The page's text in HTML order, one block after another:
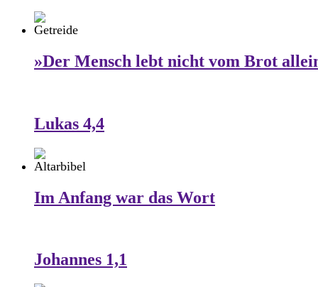
»Der Mensch lebt nicht vom Brot
Lukas 4,4
Im Anfang war das Wort
Johannes 1,1